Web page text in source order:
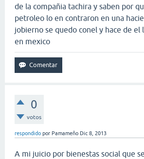
de la compañia tachira y saben por
petroleo lo en contraron en una
jobierno se quedo conel y hace de el
en mexico
0
votos
respondido por Pamameño Dic 8, 2013
A mi juicio por bienestas social que